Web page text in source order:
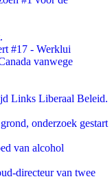
#17 - Werklui
vanwege
Links Liberaal Beleid.
onderzoek gestart
van alcohol
directeur van twee